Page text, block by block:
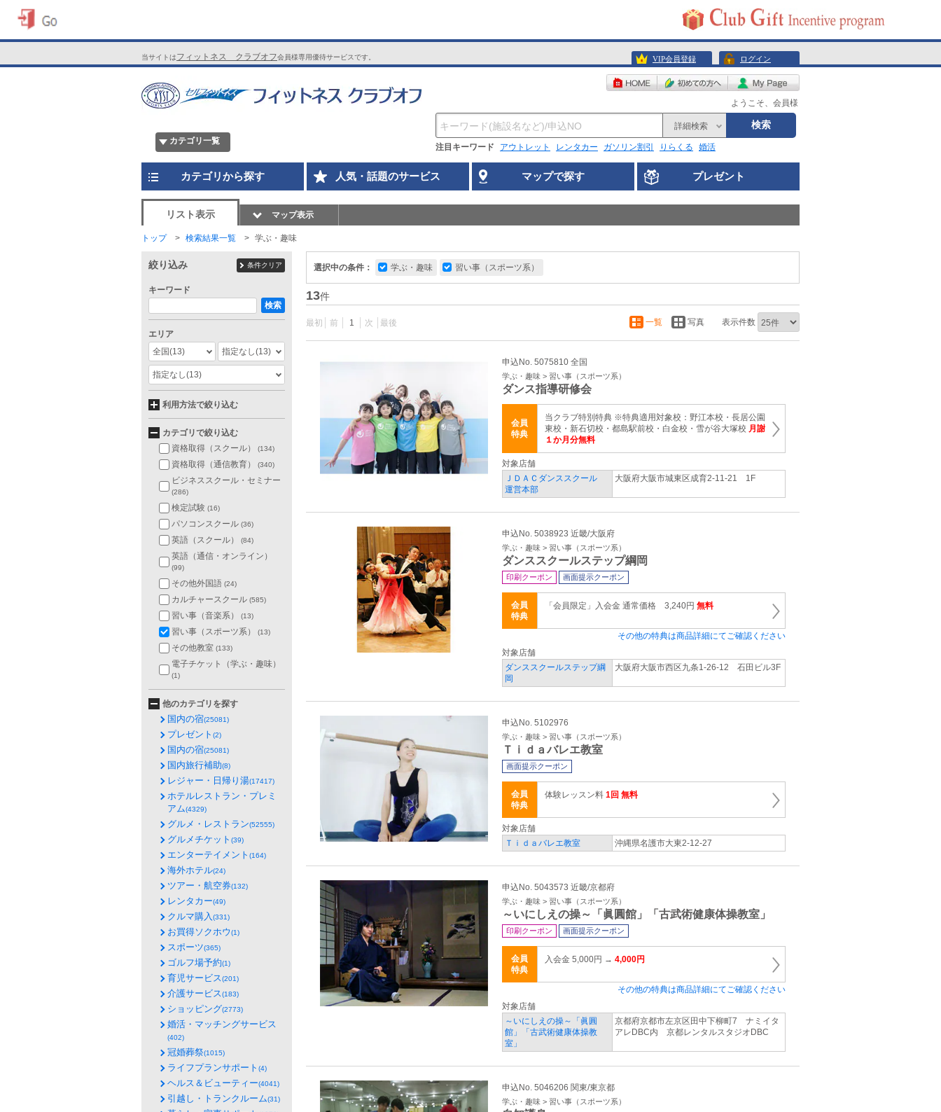
当サイトはフィットネス クラブオフ会員様専用優待サービスです。 VIP会員登録 ログイン
ようこそ、会員様
カテゴリ一覧
詳細検索 検索
注目キーワード アウトレット レンタカー ガソリン割引 りらくる 婚活
カテゴリから探す 人気・話題のサービス マップで探す プレゼント
リスト表示 マップ表示
トップ 検索結果一覧 学ぶ・趣味
選択中の条件： 学ぶ・趣味 習い事（スポーツ系）
13件
最初 前 1 次 最後 一覧 写真 表示件数
申込No. 5075810 全国
学ぶ・趣味 > 習い事（スポーツ系）
ダンス指導研修会
会員
特典
当クラブ特別特典 ※特典適用対象校：野江本校・長居公園
東校・新石切校・都島駅前校・白金校・雪が谷大塚校 月謝
１か月分無料
対象店舗
ＪＤＡＣダンススクール
運営本部
大阪府大阪市城東区成育2-11-21 1F
申込No. 5038923 近畿/大阪府
学ぶ・趣味 > 習い事（スポーツ系）
ダンススクールステップ綱岡
印刷クーポン 画面提示クーポン
会員
特典
「会員限定」入会金 通常価格 3,240円 無料
その他の特典は商品詳細にてご確認ください
対象店舗
ダンススクールステップ綱
岡
大阪府大阪市西区九条1-26-12 石田ビル3F
申込No. 5102976
学ぶ・趣味 > 習い事（スポーツ系）
Ｔｉｄａバレエ教室
画面提示クーポン
会員
特典
体験レッスン料 1回 無料
対象店舗
Ｔｉｄａバレエ教室
沖縄県名護市大東2-12-27
申込No. 5043573 近畿/京都府
学ぶ・趣味 > 習い事（スポーツ系）
～いにしえの操～「眞圓館」「古武術健康体操教室」
印刷クーポン 画面提示クーポン
会員
特典
入会金 5,000円 → 4,000円
その他の特典は商品詳細にてご確認ください
対象店舗
～いにしえの操～「眞圓
館」「古武術健康体操教
室」
京都府京都市左京区田中下柳町7 ナミイタ
アレDBC内 京都レンタルスタジオDBC
申込No. 5046206 関東/東京都
学ぶ・趣味 > 習い事（スポーツ系）
絞り込み 条件クリア
キーワード
検索
エリア
全国(13) 指定なし(13)
指定なし(13)
利用方法で絞り込む
カテゴリで絞り込む
資格取得（スクール）
(134)
資格取得（通信教育） (340)
ビジネススクール・セミナー
(286)
検定試験 (16)
パソコンスクール (36)
英語（スクール） (84)
英語（通信・オンライン）
(99)
その他外国語 (24)
カルチャースクール (585)
習い事（音楽系） (13)
習い事（スポーツ系） (13)
その他教室 (133)
電子チケット（学ぶ・趣味）
(1)
他のカテゴリを探す
国内の宿(25081)
プレゼント (2)
国内の宿(25081)
国内旅行補助(8)
レジャー・日帰り湯(17417)
ホテルレストラン・プレミ
アム(4329)
グルメ・レストラン(52555)
グルメチケット (39)
エンターテイメント (164)
海外ホテル(24)
ツアー・航空券(132)
レンタカー(49)
クルマ購入(331)
お買得ソクホウ(1)
スポーツ(365)
ゴルフ場予約(1)
育児サービス(201)
介護サービス(183)
ショッピング(2773)
婚活・マッチングサービス
(402)
冠婚葬祭(1015)
ライフプランサポート (4)
ヘルス＆ビューティー(4041)
引越し・トランクルーム(31)